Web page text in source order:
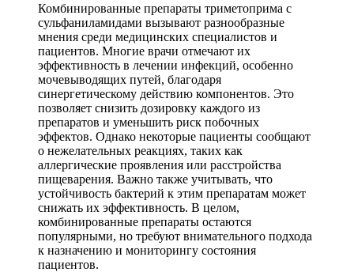
Комбинированные препараты триметоприма с
сульфаниламидами вызывают разнообразные
мнения среди медицинских специалистов и
пациентов. Многие врачи отмечают их
эффективность в лечении инфекций, особенно
мочевыводящих путей, благодаря
синергетическому действию компонентов. Это
позволяет снизить дозировку каждого из
препаратов и уменьшить риск побочных
эффектов. Однако некоторые пациенты сообщают
о нежелательных реакциях, таких как
аллергические проявления или расстройства
пищеварения. Важно также учитывать, что
устойчивость бактерий к этим препаратам может
снижать их эффективность. В целом,
комбинированные препараты остаются
популярными, но требуют внимательного подхода
к назначению и мониторингу состояния
пациентов.